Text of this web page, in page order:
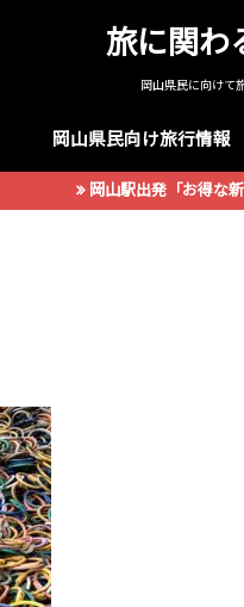
旅に関わ
岡山県民に向けて
岡山県民向け旅行情報
岡山駅出発「お得な